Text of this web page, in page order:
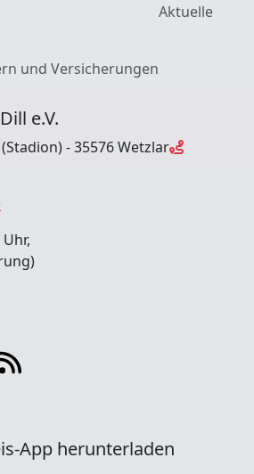
und Versicherungen
Aktuelle
e.V.
- 35576 Wetzlar
App herunterladen